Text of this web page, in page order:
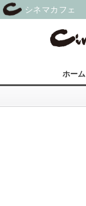
ホーム
シネマカフェ